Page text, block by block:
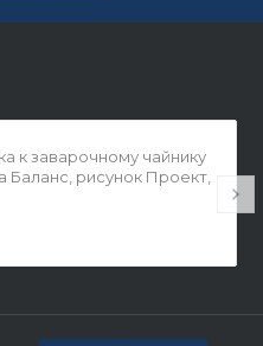
к заварочному чайнику
Баланс, рисунок Проект,